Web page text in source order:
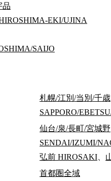
品
EKI/UJINA
SAIJO
札幌/江別/当別/千歳
SAPPORO/
仙台/泉/長町/宮城野
SENDAI/IZUMI/
弘前 HIROSAKI
首都圏全域